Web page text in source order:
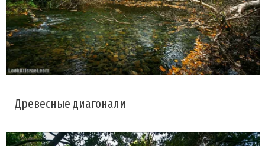
Древесные диагонали